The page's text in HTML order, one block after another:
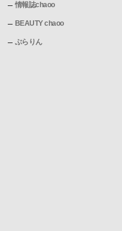
情報誌chaoo
BEAUTY chaoo
ぶらりん